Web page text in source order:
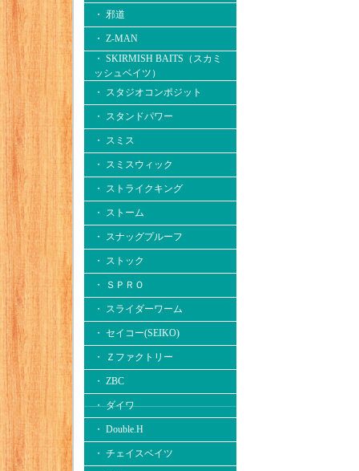
・ 邪道
・ Z-MAN
・ SKIRMISH BAITS（スカミ
ッシュベイツ）
・ スタジオコンポジット
・ スタンドパワー
・ スミス
・ スミスウィック
・ ストライクキング
・ ストーム
・ スナッグプルーフ
・ ストック
・ ＳＰＲＯ
・ スライダーワーム
・ セイコー(SEIKO)
・ Ｚファクトリー
・ ZBC
・ ダイワ
・ Double.H
・ チェイスベイツ